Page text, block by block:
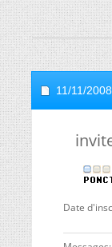
11/11/2008,
Date